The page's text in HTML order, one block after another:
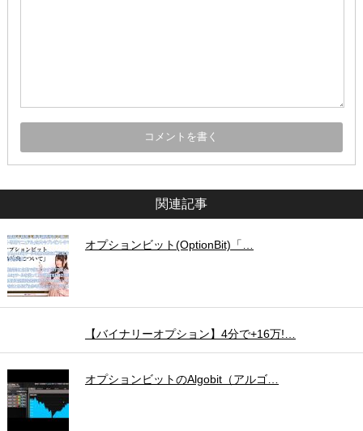
関連記事
オプションビット(OptionBit)「…
【バイナリーオプション】4分で+16万!…
オプションビットのAlgobit（アルゴ…